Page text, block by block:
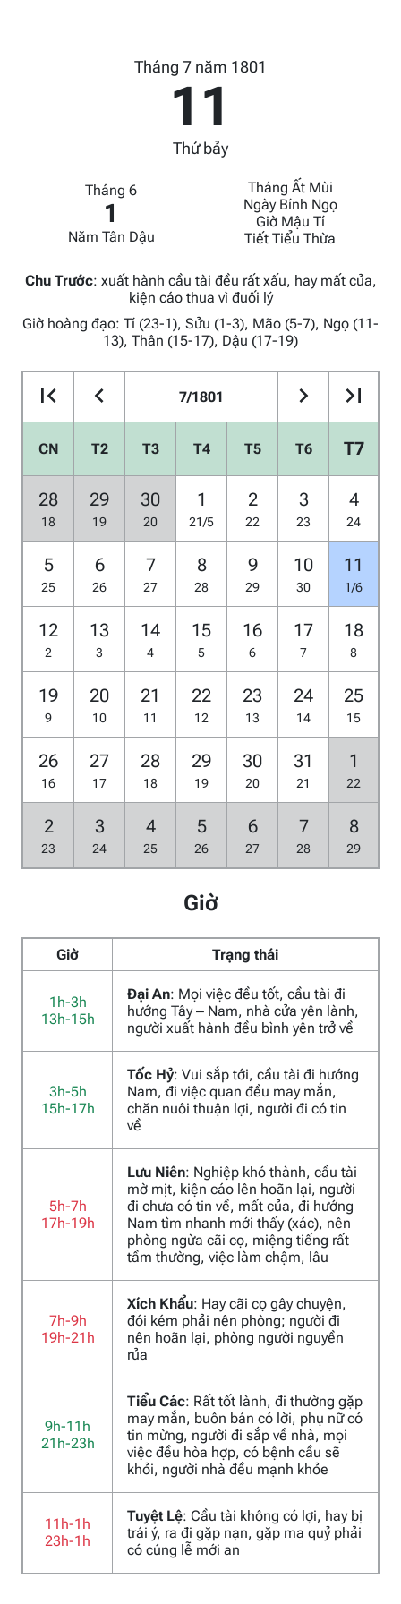
Tháng 7 năm 1801
11
Thứ bảy
Tháng 6
1
Năm Tân Dậu
Tháng Ất Mùi
Ngày Bính Ngọ
Giờ Mậu Tí
Tiết Tiểu Thừa
Chu Trước: xuất hành cầu tài đều rất xấu, hay mất của,
kiện cáo thua vì đuối lý
Giờ hoàng đạo: Tí (23-1), Sửu (1-3), Mão (5-7), Ngọ (11-
13), Thân (15-17), Dậu (17-19)
7/1801
CN T2 T3 T4 T5 T6 T7
28
18
29
19
30
20
1
21/5
2
22
3
23
4
24
5
25
6
26
7
27
8
28
9
29
10
30
11
1/6
12
2
13
3
14
4
15
5
16
6
17
7
18
8
19
9
20
10
21
11
22
12
23
13
24
14
25
15
26
16
27
17
28
18
29
19
30
20
31
21
1
22
2
23
3
24
4
25
5
26
6
27
7
28
8
29
Giờ
Giờ Trạng thái
1h-3h
13h-15h
Đại An: Mọi việc đều tốt, cầu tài đi
hướng Tây – Nam, nhà cửa yên lành,
người xuất hành đều bình yên trở về
3h-5h
15h-17h
Tốc Hỷ: Vui sắp tới, cầu tài đi hướng
Nam, đi việc quan đều may mắn,
chăn nuôi thuận lợi, người đi có tin
về
5h-7h
17h-19h
Lưu Niên: Nghiệp khó thành, cầu tài
mờ mịt, kiện cáo lên hoãn lại, người
đi chưa có tin về, mất của, đi hướng
Nam tìm nhanh mới thấy (xác), nên
phòng ngừa cãi cọ, miệng tiếng rất
tầm thường, việc làm chậm, lâu
7h-9h
19h-21h
Xích Khẩu: Hay cãi cọ gây chuyện,
đói kém phải nên phòng; người đi
nên hoãn lại, phòng người nguyền
rủa
9h-11h
21h-23h
Tiểu Các: Rất tốt lành, đi thường gặp
may mắn, buôn bán có lời, phụ nữ có
tin mừng, người đi sắp về nhà, mọi
việc đều hòa hợp, có bệnh cầu sẽ
khỏi, người nhà đều mạnh khỏe
11h-1h
23h-1h
Tuyệt Lệ: Cầu tài không có lợi, hay bị
trái ý, ra đi gặp nạn, gặp ma quỷ phải
có cúng lễ mới an